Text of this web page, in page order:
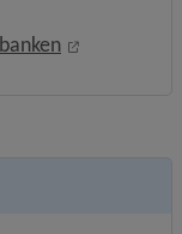
Länk till